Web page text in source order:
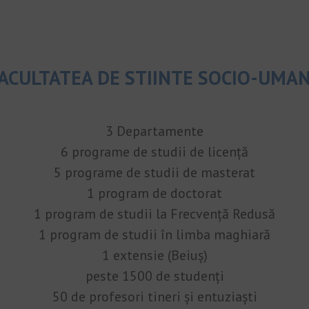
DE STIINTE SOCIO-
3 Departamente
6 programe de studii de licență
5 programe de studii de masterat
1 program de doctorat
1 program de studii la Frecvență Redusă
1 program de studii în limba maghiară
1 extensie (Beiuș)
peste 1500 de studenți
50 de profesori tineri și entuziaști